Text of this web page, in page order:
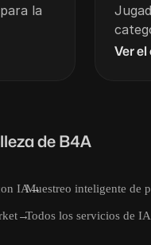
la
Ver el
de B4A
IA→
Muestreo inteligente de
→Todos los servicios de